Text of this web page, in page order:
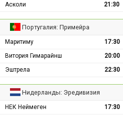
Асколи
21:30
Португалия: Примейра
Маритиму 17:30
Витория Гимарайнш
20:00
Эштрела
22:30
Нидерланды: Эредивизия
НЕК Неймеген 17:30